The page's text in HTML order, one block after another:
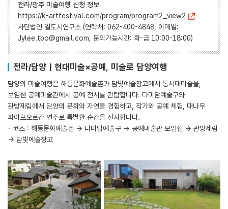
전라/광주 미술여행 신청 정보
https://k-artfestival.com/program/program2_view2
사단법인 일도시연구소 (연락처: 062-400-4848, 이메일:
Jylee.tbo@gmail.com, 문의가능시간: 화-금 10:00-18:00)
전라/담양 | 현대미술×공예, 미술로 담양여행
담양의 미술여행은 해동문화예술촌과 담빛예술창고에서 동시대미술을,
보임쉔 공예미술관에서 공예 전시를 관람합니다. 다미담예술구와
관방제림에서 담양의 문화와 자연을 경험하고, 작가와 공예 체험, 대나무
파이프오르간 연주로 특별한 순간을 선사합니다.
- 코스 : 해동문화예술촌 → 다미담예술구 → 공예미술관 보임쉔 → 관방제림
→ 담빛예술창고